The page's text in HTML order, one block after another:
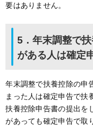
要はありません。
5．年末調整で
がある人は確定
年末調整で扶養控除の申
まった人は確定申告で扶
扶養控除申告書の提出を
があっても確定申告で取